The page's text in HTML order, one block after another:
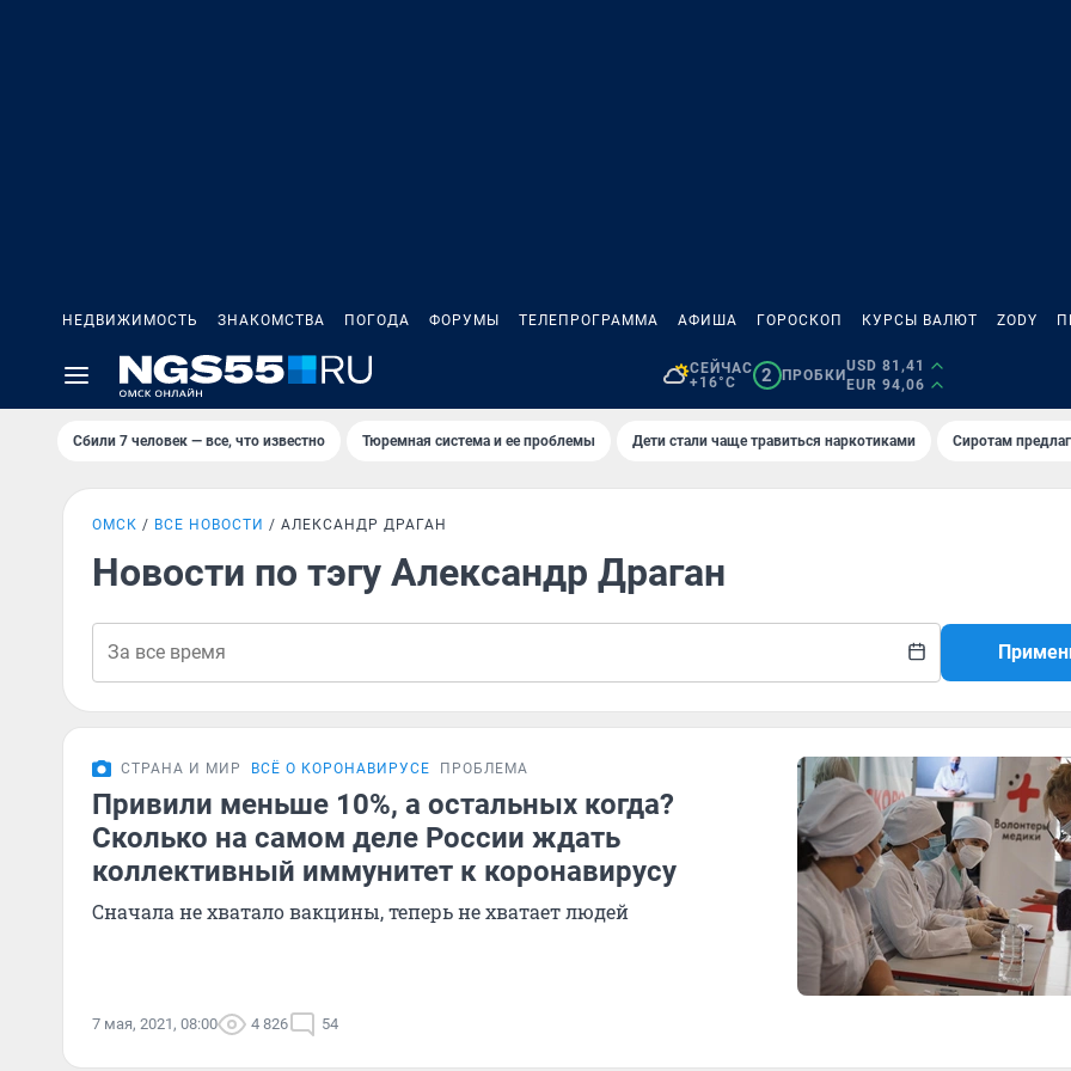
НЕДВИЖИМОСТЬ ЗНАКОМСТВА ПОГОДА ФОРУМЫ ТЕЛЕПРОГРАММА АФИША ГОРОСКОП КУРСЫ ВАЛЮТ ZODY
СЕЙЧАС
+16°C
2 ПРОБКИ
USD 81,41
EUR 94,06
Сбили 7 человек — все, что известно Тюремная система и ее проблемы Дети стали чаще травиться наркотиками Сиротам
ОМСК ВСЕ НОВОСТИ АЛЕКСАНДР ДРАГАН
Новости по тэгу Александр Драган
СТРАНА И МИР ВСЁ О КОРОНАВИРУСЕ ПРОБЛЕМА
Привили меньше 10%, а остальных когда?
Сколько на самом деле России ждать
коллективный иммунитет к коронавирусу
Сначала не хватало вакцины, теперь не хватает людей
7 мая, 2021, 08:00 4 826 54